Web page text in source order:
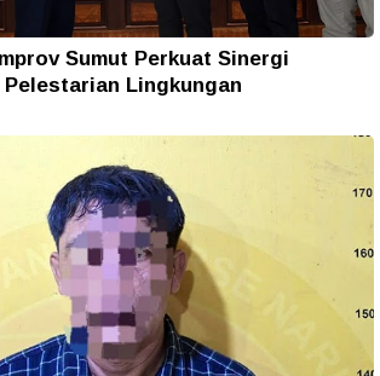
Sumut Perkuat Sinergi
Lingkungan